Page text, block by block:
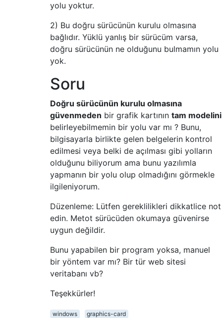
yolu yoktur.
2) Bu doğru sürücünün kurulu olmasına
bağlıdır. Yüklü yanlış bir sürücüm varsa,
doğru sürücünün ne olduğunu bulmamın yolu
yok.
Soru
Doğru sürücünün kurulu olmasına
güvenmeden bir grafik kartının tam modelini
belirleyebilmemin bir yolu var mı ? Bunu,
bilgisayarla birlikte gelen belgelerin kontrol
edilmesi veya belki de açılması gibi yolların
olduğunu biliyorum ama bunu yazılımla
yapmanın bir yolu olup olmadığını görmekle
ilgileniyorum.
Düzenleme: Lütfen gereklilikleri dikkatlice not
edin. Metot sürücüden okumaya güvenirse
uygun değildir.
Bunu yapabilen bir program yoksa, manuel
bir yöntem var mı? Bir tür web sitesi
veritabanı vb?
Teşekkürler!
windows
graphics-card